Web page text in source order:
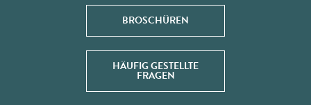
BROSCHÜREN
HÄUFIG GESTELLTE
FRAGEN